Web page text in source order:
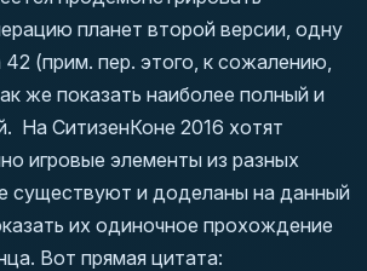
планет второй версии,одну
42 (прим. пер. этого, к сожалению,
же показать наиболее полный и
На СитизенКоне 2016 хотят
игровые элементы из разных
существуют и доделаны на данный
их одиночное прохождение
Вот прямая цитата: